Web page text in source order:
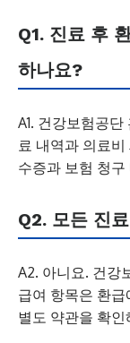
Q1. 진료 후
하나요?
A1. 건강보험공
료 내역과 의료
수증과 보험 청
Q2. 모든 진
A2. 아니요. 건강
급여 항목은 환
별도 약관을 확인